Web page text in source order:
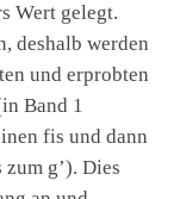
Wert gelegt.
deshalb werden
und erprobten
Band 1
fis und dann
g’). Dies